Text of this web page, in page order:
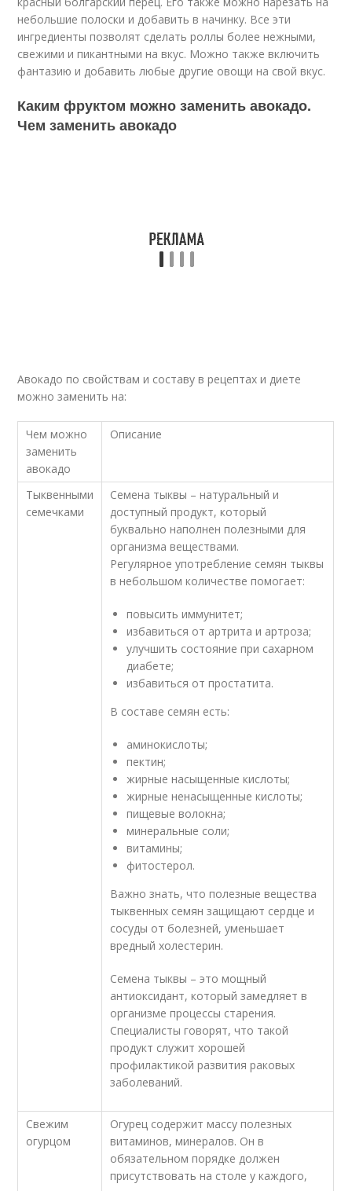
небольшие полоски и добавить в начинку. Все эти
ингредиенты позволят сделать роллы более нежными,
свежими и пикантными на вкус. Можно также включить
фантазию и добавить любые другие овощи на свой вкус.
Каким фруктом можно заменить авокадо.
Чем заменить авокадо
Авокадо по свойствам и составу в рецептах и диете
можно заменить на:
Чем можно
заменить
авокадо
Описание
Тыквенными
семечками
Семена тыквы – натуральный и
доступный продукт, который
буквально наполнен полезными для
организма веществами.
Регулярное употребление семян тыквы
в небольшом количестве помогает:
повысить иммунитет;
избавиться от артрита и артроза;
улучшить состояние при сахарном
диабете;
избавиться от простатита.
В составе семян есть:
аминокислоты;
пектин;
жирные насыщенные кислоты;
жирные ненасыщенные кислоты;
пищевые волокна;
минеральные соли;
витамины;
фитостерол.
Важно знать, что полезные вещества
тыквенных семян защищают сердце и
сосуды от болезней, уменьшает
вредный холестерин.
Семена тыквы – это мощный
антиоксидант, который замедляет в
организме процессы старения.
Специалисты говорят, что такой
продукт служит хорошей
профилактикой развития раковых
заболеваний.
Свежим
огурцом
Огурец содержит массу полезных
витаминов, минералов. Он в
обязательном порядке должен
присутствовать на столе у каждого,